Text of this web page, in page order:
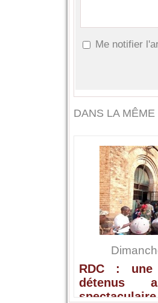
Me notifier
DANS LA
RDC :
détenus